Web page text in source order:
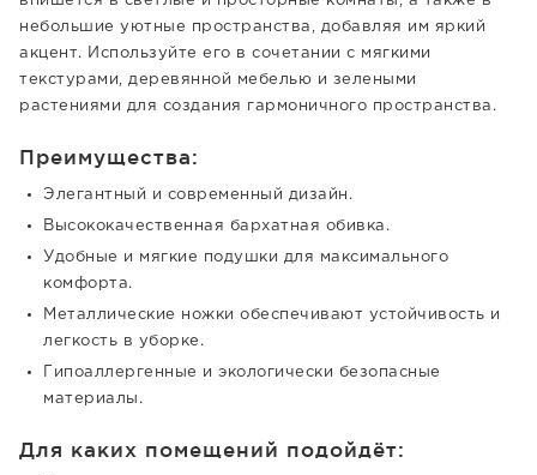
небольшие уютные пространства, добавляя им яркий
акцент. Используйте его в сочетании с мягкими
текстурами, деревянной мебелью и зелеными
растениями для создания гармоничного пространства.
Преимущества:
Элегантный и современный дизайн.
Высококачественная бархатная обивка.
Удобные и мягкие подушки для максимального
комфорта.
Металлические ножки обеспечивают устойчивость и
легкость в уборке.
Гипоаллергенные и экологически безопасные
материалы.
Для каких помещений подойдёт: